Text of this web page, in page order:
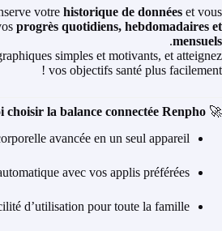
votre historique de données et vous
progrès quotidiens, hebdomadaires et
mensuels
.
simples et motivants, et atteignez
vos objectifs santé plus facilement !
🚀
la balance connectée Renpho ?
avancée en un seul appareil
avec vos applis préférées
d’utilisation pour toute la famille